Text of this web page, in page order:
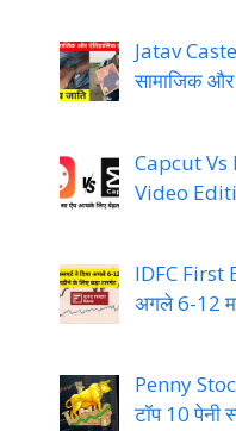
Jatav
सामाजिक और
Capcut Vs
Video
IDFC First
अगले 6-12
Penny
टॉप 10 पेनी